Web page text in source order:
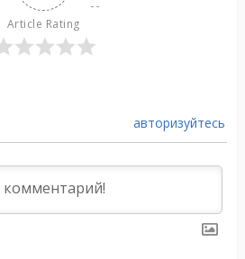
Article Rating
авторизуйтесь